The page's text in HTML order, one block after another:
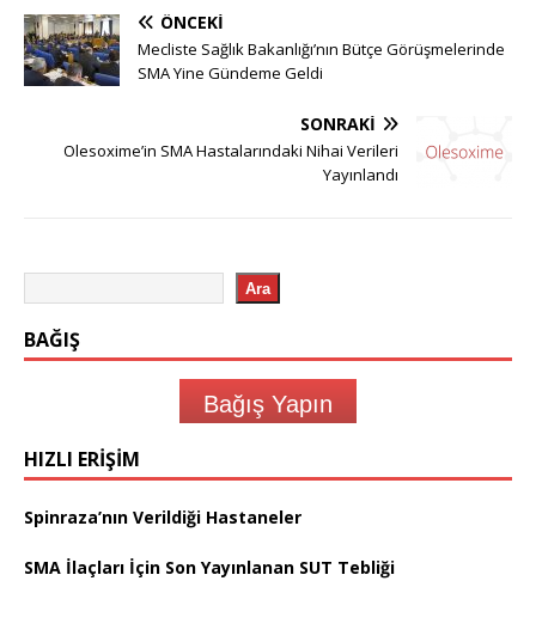
ÖNCEKI
Mecliste Sağlık Bakanlığı’nın Bütçe Görüşmelerinde
SMA Yine Gündeme Geldi
SONRAKI
Olesoxime’in SMA Hastalarındaki Nihai Verileri
Yayınlandı
Ara
BAĞIŞ
Bağış Yapın
HIZLI ERIŞIM
Spinraza’nın Verildiği Hastaneler
SMA İlaçları İçin Son Yayınlanan SUT Tebliği